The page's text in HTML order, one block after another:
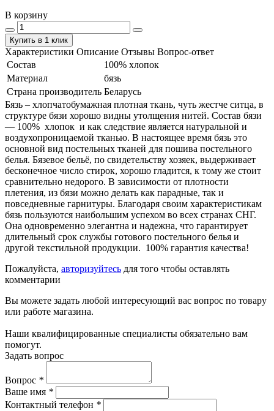
В корзину
Купить в 1 клик
Характеристики Описание Отзывы Вопрос-ответ
Состав
100% хлопок
Материал
бязь
Страна производитель Беларусь
Бязь – хлопчатобумажная плотная ткань, чуть жестче ситца, в
структуре бязи хорошо видны утолщения нитей. Состав бязи
― 100% хлопок и как следствие является натуральной и
воздухопроницаемой тканью. В настоящее время бязь это
основной вид постельных тканей для пошива постельного
белья. Бязевое бельё, по свидетельству хозяек, выдерживает
бесконечное число стирок, хорошо гладится, к тому же стоит
сравнительно недорого. В зависимости от плотности
плетения, из бязи можно делать как парадные, так и
повседневные гарнитуры. Благодаря своим характеристикам
бязь пользуются наибольшим успехом во всех странах СНГ.
Она одновременно элегантна и надежна, что гарантирует
длительный срок службы готового постельного белья и
другой текстильной продукции. 100% гарантия качества!
Пожалуйста, авторизуйтесь для того чтобы оставлять
комментарии
Вы можете задать любой интересующий вас вопрос по товару
или работе магазина.
Наши квалифицированные специалисты обязательно вам
помогут.
Задать вопрос
Вопрос *
Ваше имя *
Контактный телефон *